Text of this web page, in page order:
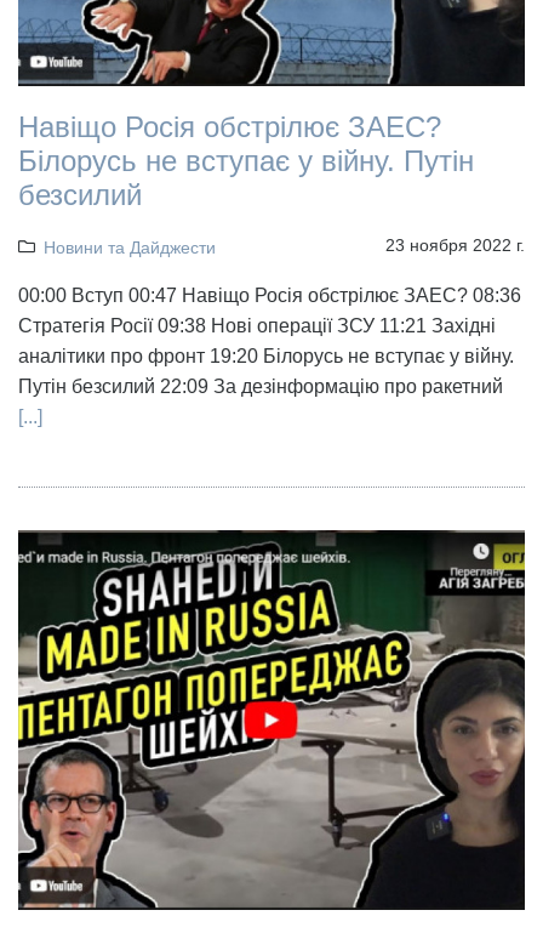
Навіщо Росія обстрілює ЗАЕС?
Білорусь не вступає у війну. Путін
безсилий
Новини та Дайджести 23 ноября 2022 г.
00:00 Вступ 00:47 Навіщо Росія обстрілює ЗАЕС? 08:36
Стратегія Росії 09:38 Нові операції ЗСУ 11:21 Західні
аналітики про фронт 19:20 Білорусь не вступає у війну.
Путін безсилий 22:09 За дезінформацію про ракетний
[...]